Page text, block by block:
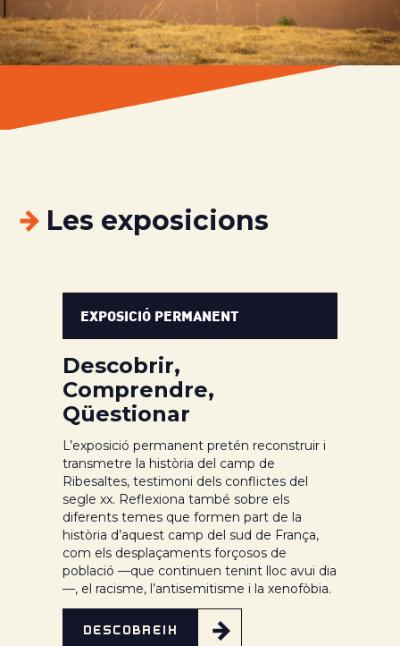
Les exposicions
EXPOSICIÓ PERMANENT
Descobrir,
Comprendre,
Qüestionar
L’exposició permanent pretén reconstruir i
transmetre la història del camp de
Ribesaltes, testimoni dels conflictes del
segle xx. Reflexiona també sobre els
diferents temes que formen part de la
història d’aquest camp del sud de França,
com els desplaçaments forçosos de
població —que continuen tenint lloc avui dia
—, el racisme, l’antisemitisme i la xenofòbia.
DESCOBREIX